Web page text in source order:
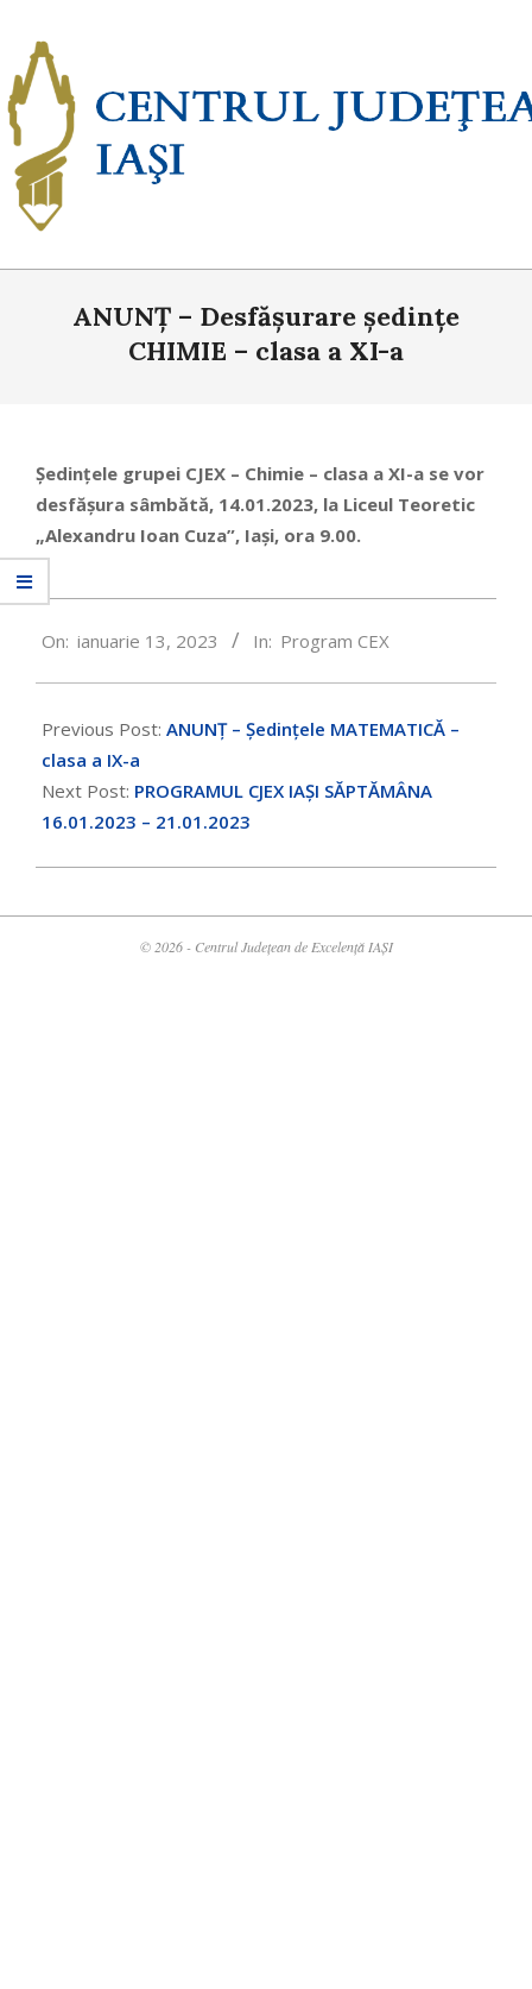
content
NavigationANUNȚ – Desfășurare ședințe
CHIMIE – clasa a XI-a
Ședințele grupei CJEX – Chimie – clasa a XI-a se vor
desfășura sâmbătă, 14.01.2023, la Liceul Teoretic
„Alexandru Ioan Cuza”, Iași, ora 9.00.
01-
On: ianuarie 13, 2023 In: Program CEX
Previous Post: ANUNȚ – Ședințele MATEMATICĂ –
clasa a IX-a
Next Post: PROGRAMUL CJEX IAȘI SĂPTĂMÂNA
16.01.2023 – 21.01.2023
© 2026 - Centrul Județean de Excelență IAȘI